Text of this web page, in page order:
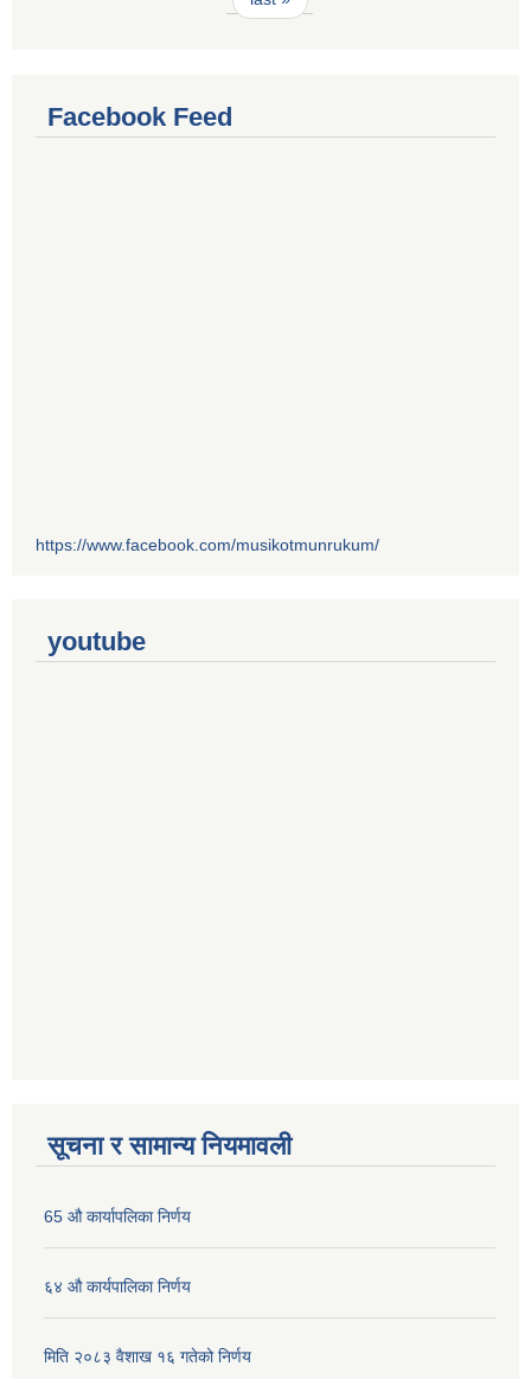
Facebook Feed
https://www.facebook.com/musikotmunrukum/
youtube
सूचना र सामान्य नियमावली
65 औ कार्यापलिका निर्णय
६४ औ कार्यपालिका निर्णय
मिति २०८३ वैशाख १६ गतेको निर्णय